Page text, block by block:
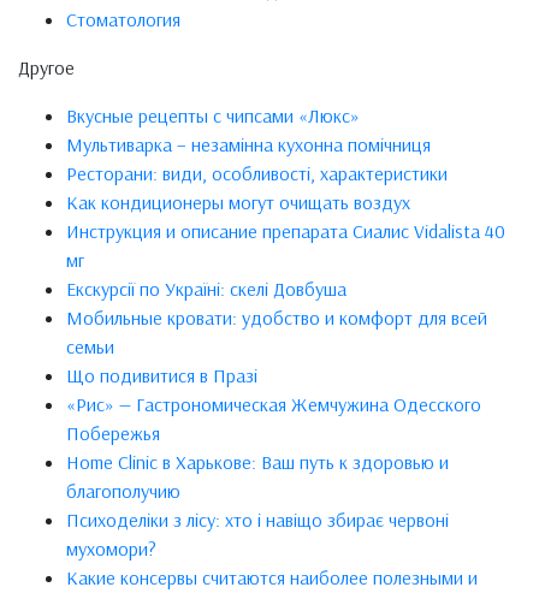
Стоматология
Другое
Вкусные рецепты с чипсами «Люкс»
Мультиварка – незамінна кухонна помічниця
Ресторани: види, особливості, характеристики
Как кондиционеры могут очищать воздух
Инструкция и описание препарата Сиалис Vidalista 40
мг
Екскурсії по Україні: скелі Довбуша
Мобильные кровати: удобство и комфорт для всей
семьи
Що подивитися в Празі
«Рис» — Гастрономическая Жемчужина Одесского
Побережья
Home Clinic в Харькове: Ваш путь к здоровью и
благополучию
Психоделіки з лісу: хто і навіщо збирає червоні
мухомори?
Какие консервы считаются наиболее полезными и